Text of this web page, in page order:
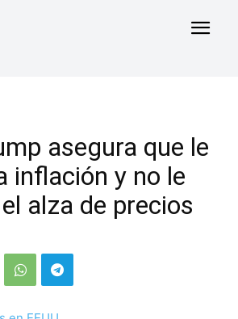
asegura que le
inflación y no le
alza de precios